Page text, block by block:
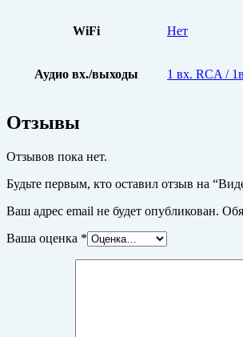
WiFi Нет
Аудио вх./выходы 1 вх. RCA /
Отзывы
Отзывов пока нет.
Будьте первым, кто оставил отзыв на
Ваш адрес email не будет опубликован.
Ваша оценка *